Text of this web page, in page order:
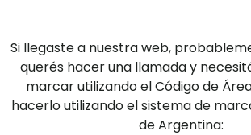
Si llegaste a nuestra web,
querés hacer una llamada y
marcar utilizando el Código de
hacerlo utilizando el sistema de
de Argentina: